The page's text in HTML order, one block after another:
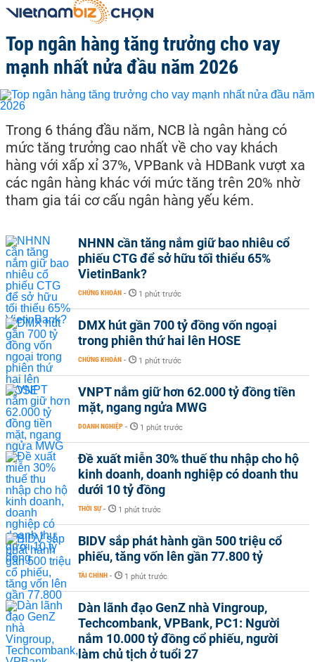
Top ngân hàng tăng trưởng cho vay
mạnh nhất nửa đầu năm 2026
Trong 6 tháng đầu năm, NCB là ngân hàng có
mức tăng trưởng cao nhất về cho vay khách
hàng với xấp xỉ 37%, VPBank và HDBank vượt xa
các ngân hàng khác với mức tăng trên 20% nhờ
tham gia tái cơ cấu ngân hàng yếu kém.
NHNN cần tăng nắm giữ bao nhiêu cổ
phiếu CTG để sở hữu tối thiểu 65%
VietinBank?
CHỨNG KHOÁN - 1 phút trước
DMX hút gần 700 tỷ đồng vốn ngoại
trong phiên thứ hai lên HOSE
CHỨNG KHOÁN - 1 phút trước
VNPT nắm giữ hơn 62.000 tỷ đồng tiền
mặt, ngang ngửa MWG
DOANH NGHIỆP - 1 phút trước
Đề xuất miễn 30% thuế thu nhập cho hộ
kinh doanh, doanh nghiệp có doanh thu
dưới 10 tỷ đồng
THỜI SỰ - 1 phút trước
BIDV sắp phát hành gần 500 triệu cổ
phiếu, tăng vốn lên gần 77.800 tỷ
TÀI CHÍNH - 1 phút trước
Dàn lãnh đạo GenZ nhà Vingroup,
Techcombank, VPBank, PC1: Người
nắm 10.000 tỷ đồng cổ phiếu, người
làm chủ tịch ở tuổi 27